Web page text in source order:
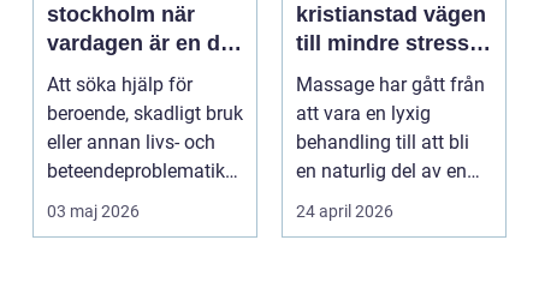
stockholm när
vardagen är en del
av behandlingen
Att söka hjälp för
beroende, skadligt bruk
eller annan livs- och
beteendeproblematik
är ett stort st...
03 maj 2026
kristianstad vägen
till mindre stress
och mer energi i
vardagen
Massage har gått från
att vara en lyxig
behandling till att bli
en naturlig del av en
hållbar livsst...
24 april 2026